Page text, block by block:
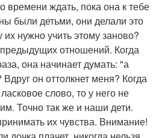
времени ждать, пока она к тебе
были детьми, они делали это
нужно учить этому заново?
отношений. Когда
она начинает думать: "а
он оттолкнет меня? Когда
слово, то у него не
Точно так же и наши дети.
их чувства. Внимание!